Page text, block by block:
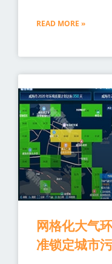
READ MORE »
网格化大气
准锁定城市